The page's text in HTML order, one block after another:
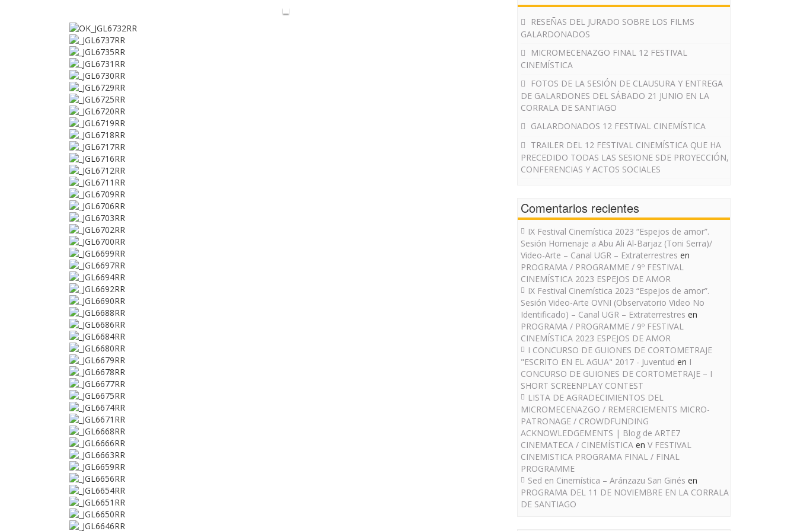
RESEÑAS DEL JURADO SOBRE LOS FILMS
GALARDONADOS
MICROMECENAZGO FINAL 12 FESTIVAL
CINEMÍSTICA
FOTOS DE LA SESIÓN DE CLAUSURA Y ENTREGA
DE GALARDONES DEL SÁBADO 21 JUNIO EN LA
CORRALA DE SANTIAGO
GALARDONADOS 12 FESTIVAL CINEMÍSTICA
TRAILER DEL 12 FESTIVAL CINEMÍSTICA QUE HA
PRECEDIDO TODAS LAS SESIONE SDE PROYECCIÓN,
CONFERENCIAS Y ACTOS SOCIALES
Comentarios recientes
IX Festival Cinemística 2023 “Espejos de amor”.
Sesión Homenaje a Abu Ali Al-Barjaz (Toni Serra)/
Video-Arte – Canal UGR – Extraterrestres en
PROGRAMA / PROGRAMME / 9º FESTIVAL
CINEMÍSTICA 2023 ESPEJOS DE AMOR
IX Festival Cinemística 2023 “Espejos de amor”.
Sesión Video-Arte OVNI (Observatorio Video No
Identificado) – Canal UGR – Extraterrestres en
PROGRAMA / PROGRAMME / 9º FESTIVAL
CINEMÍSTICA 2023 ESPEJOS DE AMOR
I CONCURSO DE GUIONES DE CORTOMETRAJE
"ESCRITO EN EL AGUA" 2017 - Juventud en I
CONCURSO DE GUIONES DE CORTOMETRAJE – I
SHORT SCREENPLAY CONTEST
LISTA DE AGRADECIMIENTOS DEL
MICROMECENAZGO / REMERCIEMENTS MICRO-
PATRONAGE / CROWDFUNDING
ACKNOWLEDGEMENTS | Blog de ARTE7
CINEMATECA / CINEMÍSTICA en V FESTIVAL
CINEMISTICA PROGRAMA FINAL / FINAL
PROGRAMME
Sed en Cinemística – Aránzazu San Ginés en
PROGRAMA DEL 11 DE NOVIEMBRE EN LA CORRALA
DE SANTIAGO